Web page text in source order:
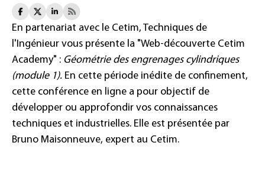
En partenariat avec le Cetim, Techniques de
l'Ingénieur vous présente la "Web-découverte Cetim
Academy" : Géométrie des engrenages cylindriques
(module 1). En cette période inédite de confinement,
cette conférence en ligne a pour objectif de
développer ou approfondir vos connaissances
techniques et industrielles. Elle est présentée par
Bruno Maisonneuve, expert au Cetim.